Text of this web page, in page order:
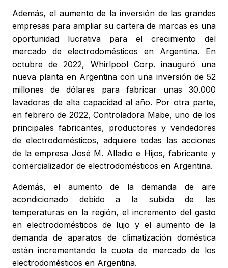
Además, el aumento de la inversión de las grandes
empresas para ampliar su cartera de marcas es una
oportunidad lucrativa para el crecimiento del
mercado de electrodomésticos en Argentina. En
octubre de 2022, Whirlpool Corp. inauguró una
nueva planta en Argentina con una inversión de 52
millones de dólares para fabricar unas 30.000
lavadoras de alta capacidad al año. Por otra parte,
en febrero de 2022, Controladora Mabe, uno de los
principales fabricantes, productores y vendedores
de electrodomésticos, adquiere todas las acciones
de la empresa José M. Alladio e Hijos, fabricante y
comercializador de electrodomésticos en Argentina.
Además, el aumento de la demanda de aire
acondicionado debido a la subida de las
temperaturas en la región, el incremento del gasto
en electrodomésticos de lujo y el aumento de la
demanda de aparatos de climatización doméstica
están incrementando la cuota de mercado de los
electrodomésticos en Argentina.